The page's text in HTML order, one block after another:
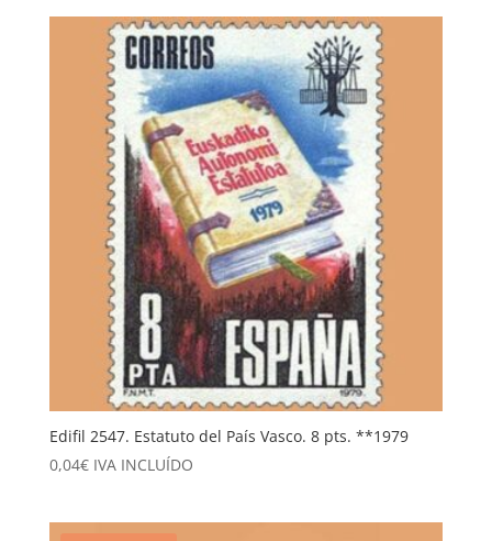
era:
0,30€.
es:
0,10€.
Edifil 2547. Estatuto del País Vasco. 8 pts. **1979
0,04€ IVA INCLUÍDO